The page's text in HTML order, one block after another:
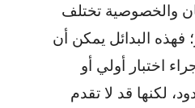
والخصوصية تختلف
فهذه البدائل يمكن أن
اختبار أولي أو
لكنها قد لا تقدم